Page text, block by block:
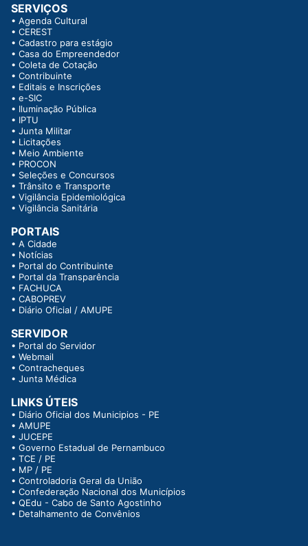
SERVIÇOS
• Agenda Cultural
• CEREST
• Cadastro para estágio
• Casa do Empreendedor
• Coleta de Cotação
• Contribuinte
• Editais e Inscrições
• e-SIC
• Iluminação Pública
• IPTU
• Junta Militar
• Licitações
• Meio Ambiente
• PROCON
• Seleções e Concursos
• Trânsito e Transporte
• Vigilância Epidemiológica
• Vigilância Sanitária
PORTAIS
• A Cidade
• Notícias
• Portal do Contribuinte
• Portal da Transparência
• FACHUCA
• CABOPREV
• Diário Oficial / AMUPE
SERVIDOR
• Portal do Servidor
• Webmail
• Contracheques
• Junta Médica
LINKS ÚTEIS
• Diário Oficial dos Municipios - PE
• AMUPE
• JUCEPE
• Governo Estadual de Pernambuco
• TCE / PE
• MP / PE
• Controladoria Geral da União
• Confederação Nacional dos Municípios
• QEdu - Cabo de Santo Agostinho
• Detalhamento de Convênios